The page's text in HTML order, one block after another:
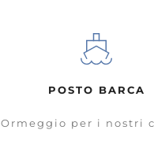
POSTO BARCA
Ormeggio per i nostri